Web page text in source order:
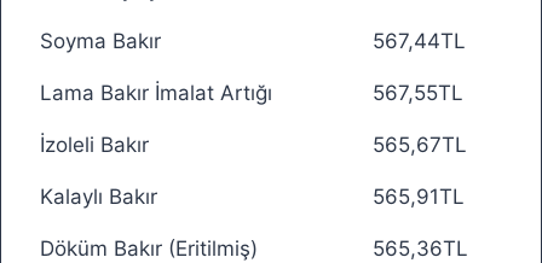
Soyma Bakır 567,44TL
Lama Bakır İmalat Artığı 567,55TL
İzoleli Bakır 565,67TL
Kalaylı Bakır 565,91TL
Döküm Bakır (Eritilmiş) 565,36TL